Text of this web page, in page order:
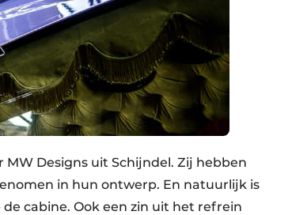
Designs uit Schijndel. Zij hebben
in hun ontwerp. En natuurlijk is
cabine. Ook een zin uit het refrein